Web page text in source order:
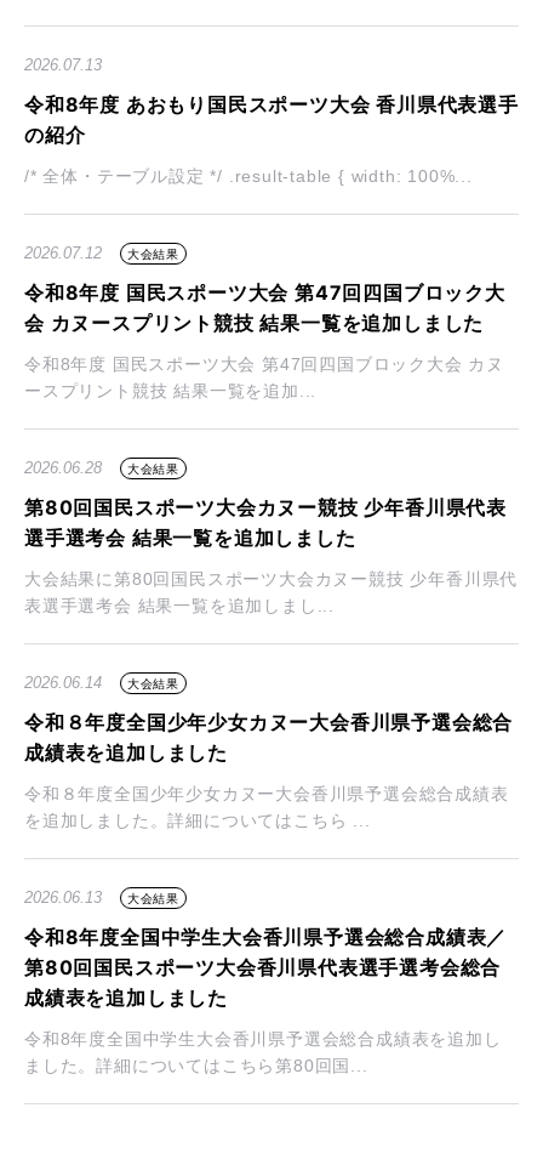
2026.07.13
令和8年度 あおもり国民スポーツ大会 香川県代表選手
の紹介
/* 全体・テーブル設定 */ .result-table { width: 100%...
2026.07.12 大会結果
令和8年度 国民スポーツ大会 第47回四国ブロック大
会 カヌースプリント競技 結果一覧を追加しました
令和8年度 国民スポーツ大会 第47回四国ブロック大会 カヌ
ースプリント競技 結果一覧を追加...
2026.06.28 大会結果
第80回国民スポーツ大会カヌー競技 少年香川県代表
選手選考会 結果一覧を追加しました
大会結果に第80回国民スポーツ大会カヌー競技 少年香川県代
表選手選考会 結果一覧を追加しまし...
2026.06.14 大会結果
令和８年度全国少年少女カヌー大会香川県予選会総合
成績表を追加しました
令和８年度全国少年少女カヌー大会香川県予選会総合成績表
を追加しました。詳細についてはこちら ...
2026.06.13 大会結果
令和8年度全国中学生大会香川県予選会総合成績表／
第80回国民スポーツ大会香川県代表選手選考会総合
成績表を追加しました
令和8年度全国中学生大会香川県予選会総合成績表を追加し
ました。詳細についてはこちら第80回国...